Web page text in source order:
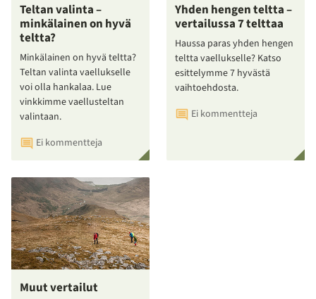
Teltan valinta –
minkälainen on hyvä
teltta?
Minkälainen on hyvä teltta?
Teltan valinta vaellukselle
voi olla hankalaa. Lue
vinkkimme vaellusteltan
valintaan.
Ei kommentteja
Yhden hengen teltta –
vertailussa 7 telttaa
Haussa paras yhden hengen
teltta vaellukselle? Katso
esittelymme 7 hyvästä
vaihtoehdosta.
Ei kommentteja
Muut vertailut